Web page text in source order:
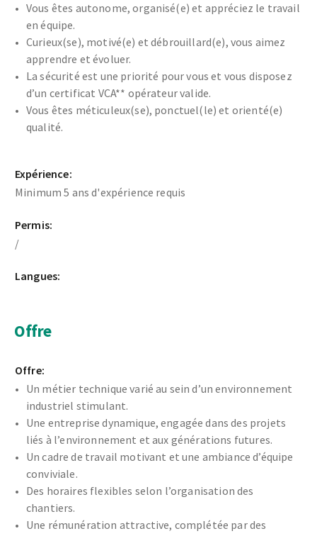
Vous êtes autonome, organisé(e) et appréciez le travail
en équipe.
Curieux(se), motivé(e) et débrouillard(e), vous aimez
apprendre et évoluer.
La sécurité est une priorité pour vous et vous disposez
d’un certificat VCA** opérateur valide.
Vous êtes méticuleux(se), ponctuel(le) et orienté(e)
qualité.
Expérience:
Minimum 5 ans d'expérience requis
Permis:
/
Langues:
Offre
Offre:
Un métier technique varié au sein d’un environnement
industriel stimulant.
Une entreprise dynamique, engagée dans des projets
liés à l’environnement et aux générations futures.
Un cadre de travail motivant et une ambiance d’équipe
conviviale.
Des horaires flexibles selon l’organisation des
chantiers.
Une rémunération attractive, complétée par des